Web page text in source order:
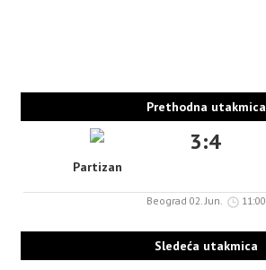
Prethodna utakmica
3:4
Partizan
Beograd 02. Jun. 11:00
Sledeća utakmica